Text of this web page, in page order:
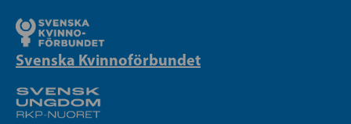
Svenska Kvinnoförbundet